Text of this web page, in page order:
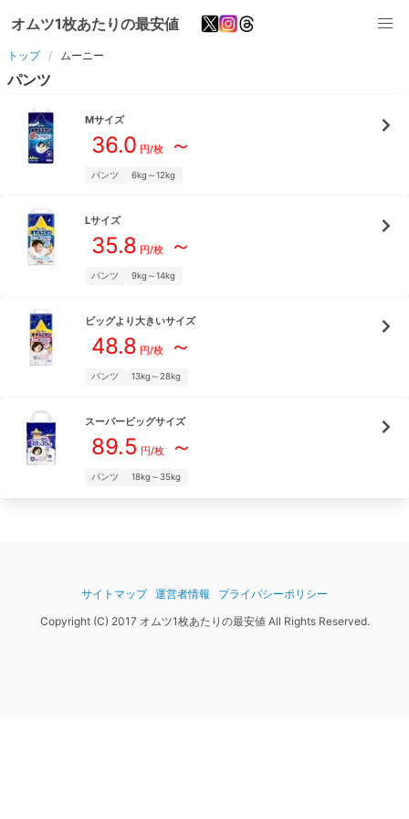
オムツ1枚あたりの最安値
トップ ムーニー
パンツ
Mサイズ
36.0 円/枚～
パンツ 6kg～12kg
Lサイズ
35.8 円/枚～
パンツ 9kg～14kg
ビッグより大きいサイズ
48.8 円/枚～
パンツ 13kg～28kg
スーパービッグサイズ
89.5 円/枚～
パンツ 18kg～35kg
サイトマップ 運営者情報
プライバシーポリシー
Copyright (C) 2017 オムツ1枚あたりの最安値 All Rights Reserved.